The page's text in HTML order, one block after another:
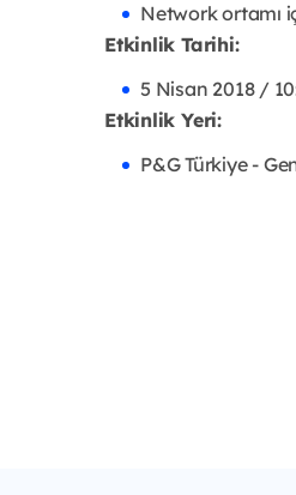
Network ortamı
Etkinlik Tarihi:
5 Nisan 2018 /
Etkinlik Yeri:
P&G Türkiye -